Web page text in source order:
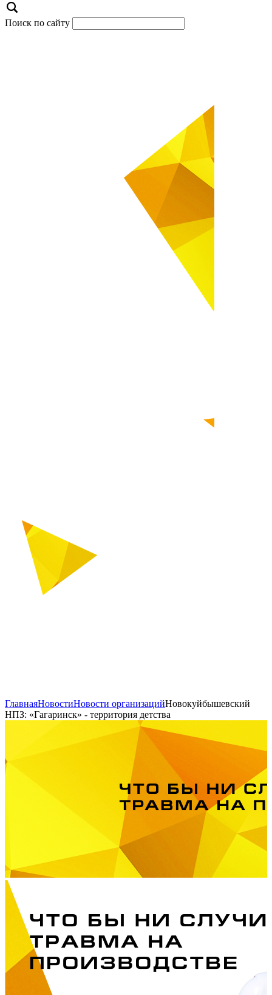
Поиск по сайту
ГлавнаяНовостиНовости организацийНовокуйбышевский
НПЗ: «Гагаринск» - территория детства